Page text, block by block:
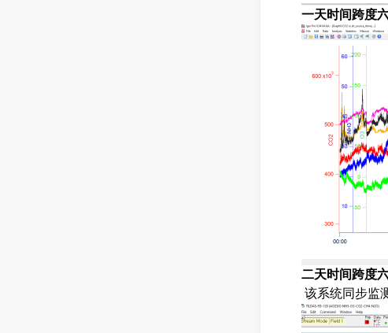
一天时间跨度
二天时间跨度
该系统同步监